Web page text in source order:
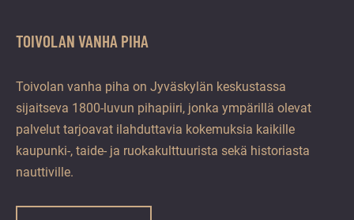
TOIVOLAN VANHA PIHA
Toivolan vanha piha on Jyväskylän keskustassa
sijaitseva 1800-luvun pihapiiri, jonka ympärillä olevat
palvelut tarjoavat ilahduttavia kokemuksia kaikille
kaupunki-, taide- ja ruokakulttuurista sekä historiasta
nauttiville.